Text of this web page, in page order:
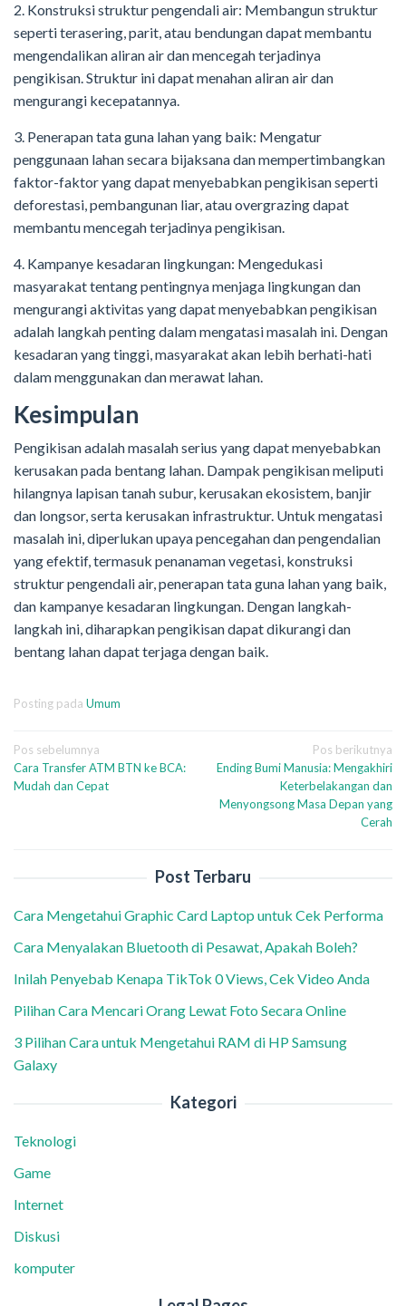
2. Konstruksi struktur pengendali air: Membangun struktur
seperti terasering, parit, atau bendungan dapat membantu
mengendalikan aliran air dan mencegah terjadinya
pengikisan. Struktur ini dapat menahan aliran air dan
mengurangi kecepatannya.
3. Penerapan tata guna lahan yang baik: Mengatur
penggunaan lahan secara bijaksana dan mempertimbangkan
faktor-faktor yang dapat menyebabkan pengikisan seperti
deforestasi, pembangunan liar, atau overgrazing dapat
membantu mencegah terjadinya pengikisan.
4. Kampanye kesadaran lingkungan: Mengedukasi
masyarakat tentang pentingnya menjaga lingkungan dan
mengurangi aktivitas yang dapat menyebabkan pengikisan
adalah langkah penting dalam mengatasi masalah ini. Dengan
kesadaran yang tinggi, masyarakat akan lebih berhati-hati
dalam menggunakan dan merawat lahan.
Kesimpulan
Pengikisan adalah masalah serius yang dapat menyebabkan
kerusakan pada bentang lahan. Dampak pengikisan meliputi
hilangnya lapisan tanah subur, kerusakan ekosistem, banjir
dan longsor, serta kerusakan infrastruktur. Untuk mengatasi
masalah ini, diperlukan upaya pencegahan dan pengendalian
yang efektif, termasuk penanaman vegetasi, konstruksi
struktur pengendali air, penerapan tata guna lahan yang baik,
dan kampanye kesadaran lingkungan. Dengan langkah-
langkah ini, diharapkan pengikisan dapat dikurangi dan
bentang lahan dapat terjaga dengan baik.
Posting pada Umum
Navigasi
pos
Pos sebelumnya
Cara Transfer ATM BTN ke BCA:
Mudah dan Cepat
Pos berikutnya
Ending Bumi Manusia: Mengakhiri
Keterbelakangan dan
Menyongsong Masa Depan yang
Cerah
Post Terbaru
Cara Mengetahui Graphic Card Laptop untuk Cek Performa
Cara Menyalakan Bluetooth di Pesawat, Apakah Boleh?
Inilah Penyebab Kenapa TikTok 0 Views, Cek Video Anda
Pilihan Cara Mencari Orang Lewat Foto Secara Online
3 Pilihan Cara untuk Mengetahui RAM di HP Samsung
Galaxy
Kategori
Teknologi
Game
Internet
Diskusi
komputer